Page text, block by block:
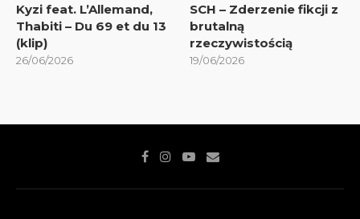
Kyzi feat. L’Allemand,
Thabiti – Du 69 et du 13
(klip)
26/06/2026
SCH – Zderzenie fikcji z
brutalną
rzeczywistością
19/06/2026